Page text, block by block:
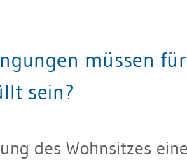
müssen
sein?
des Wohnsitzes